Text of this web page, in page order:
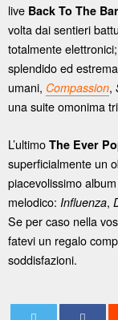
live Back To The
volta dai sentieri
totalmente
splendido ed
umani, Compassion,
una suite omonima
L’ultimo The Ever
superficialmente un
piacevolissimo
melodico: Influenza,
Se per caso nella
fatevi un regalo
soddisfazioni.